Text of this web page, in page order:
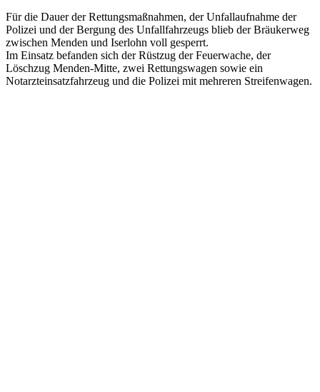
Für die Dauer der Rettungsmaßnahmen, der Unfallaufnahme der
Polizei und der Bergung des Unfallfahrzeugs blieb der Bräukerweg
zwischen Menden und Iserlohn voll gesperrt.
Im Einsatz befanden sich der Rüstzug der Feuerwache, der
Löschzug Menden-Mitte, zwei Rettungswagen sowie ein
Notarzteinsatzfahrzeug und die Polizei mit mehreren Streifenwagen.